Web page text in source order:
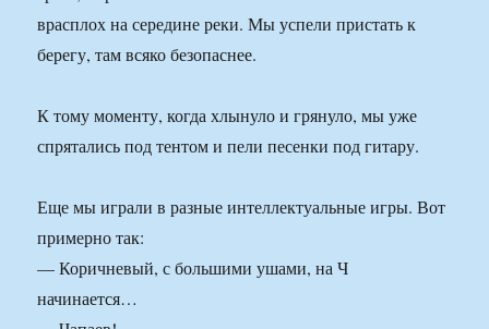
врасплох на середине реки. Мы успели пристать к
берегу, там всяко безопаснее.
К тому моменту, когда хлынуло и грянуло, мы уже
спрятались под тентом и пели песенки под гитару.
Еще мы играли в разные интеллектуальные игры. Вот
примерно так:
— Коричневый, с большими ушами, на Ч
начинается…